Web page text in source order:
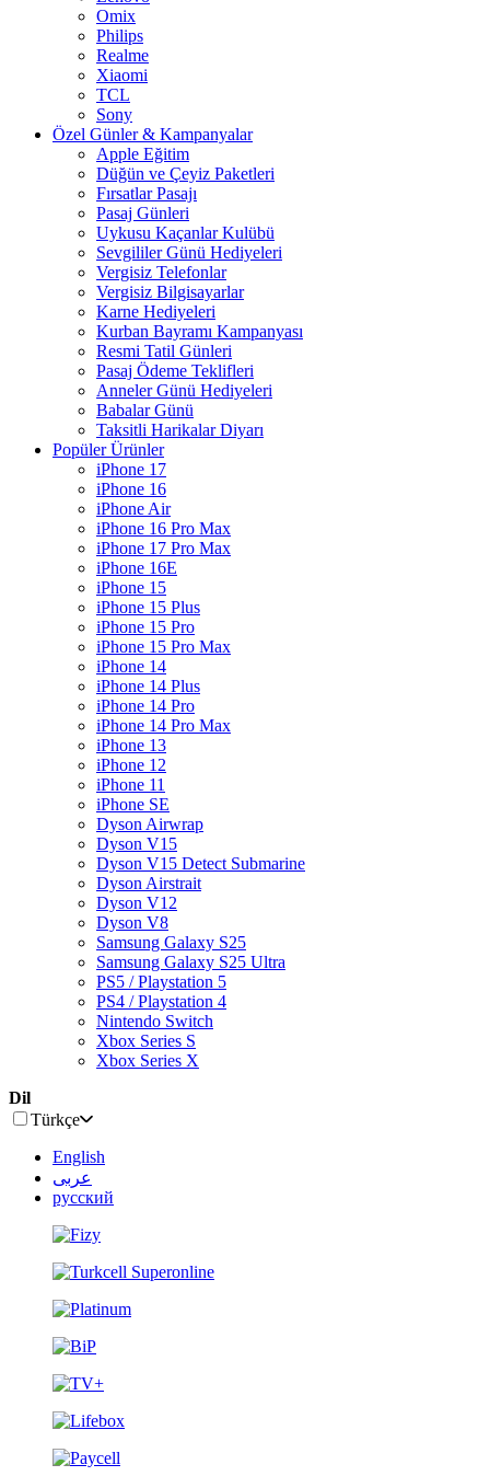
Omix
Philips
Realme
Xiaomi
TCL
Sony
Özel Günler & Kampanyalar
Apple Eğitim
Düğün ve Çeyiz Paketleri
Fırsatlar Pasajı
Pasaj Günleri
Uykusu Kaçanlar Kulübü
Sevgililer Günü Hediyeleri
Vergisiz Telefonlar
Vergisiz Bilgisayarlar
Karne Hediyeleri
Kurban Bayramı Kampanyası
Resmi Tatil Günleri
Pasaj Ödeme Teklifleri
Anneler Günü Hediyeleri
Babalar Günü
Taksitli Harikalar Diyarı
Popüler Ürünler
iPhone 17
iPhone 16
iPhone Air
iPhone 16 Pro Max
iPhone 17 Pro Max
iPhone 16E
iPhone 15
iPhone 15 Plus
iPhone 15 Pro
iPhone 15 Pro Max
iPhone 14
iPhone 14 Plus
iPhone 14 Pro
iPhone 14 Pro Max
iPhone 13
iPhone 12
iPhone 11
iPhone SE
Dyson Airwrap
Dyson V15
Dyson V15 Detect Submarine
Dyson Airstrait
Dyson V12
Dyson V8
Samsung Galaxy S25
Samsung Galaxy S25 Ultra
PS5 / Playstation 5
PS4 / Playstation 4
Nintendo Switch
Xbox Series S
Xbox Series X
Dil
Türkçe
English
عربى
русский